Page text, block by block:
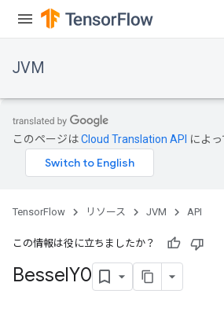
JVM
このページはCloud Translation API によ
TensorFlow リソース JVM API
この情報は役に立ちましたか？
BesselY0